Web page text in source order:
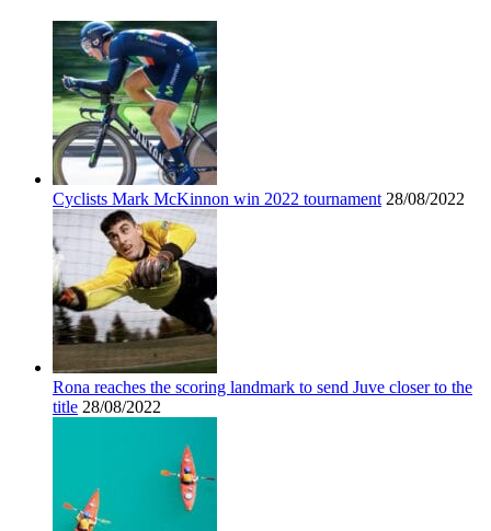
Cyclists Mark McKinnon win 2022 tournament 28/08/2022
Rona reaches the scoring landmark to send Juve closer to the
title 28/08/2022